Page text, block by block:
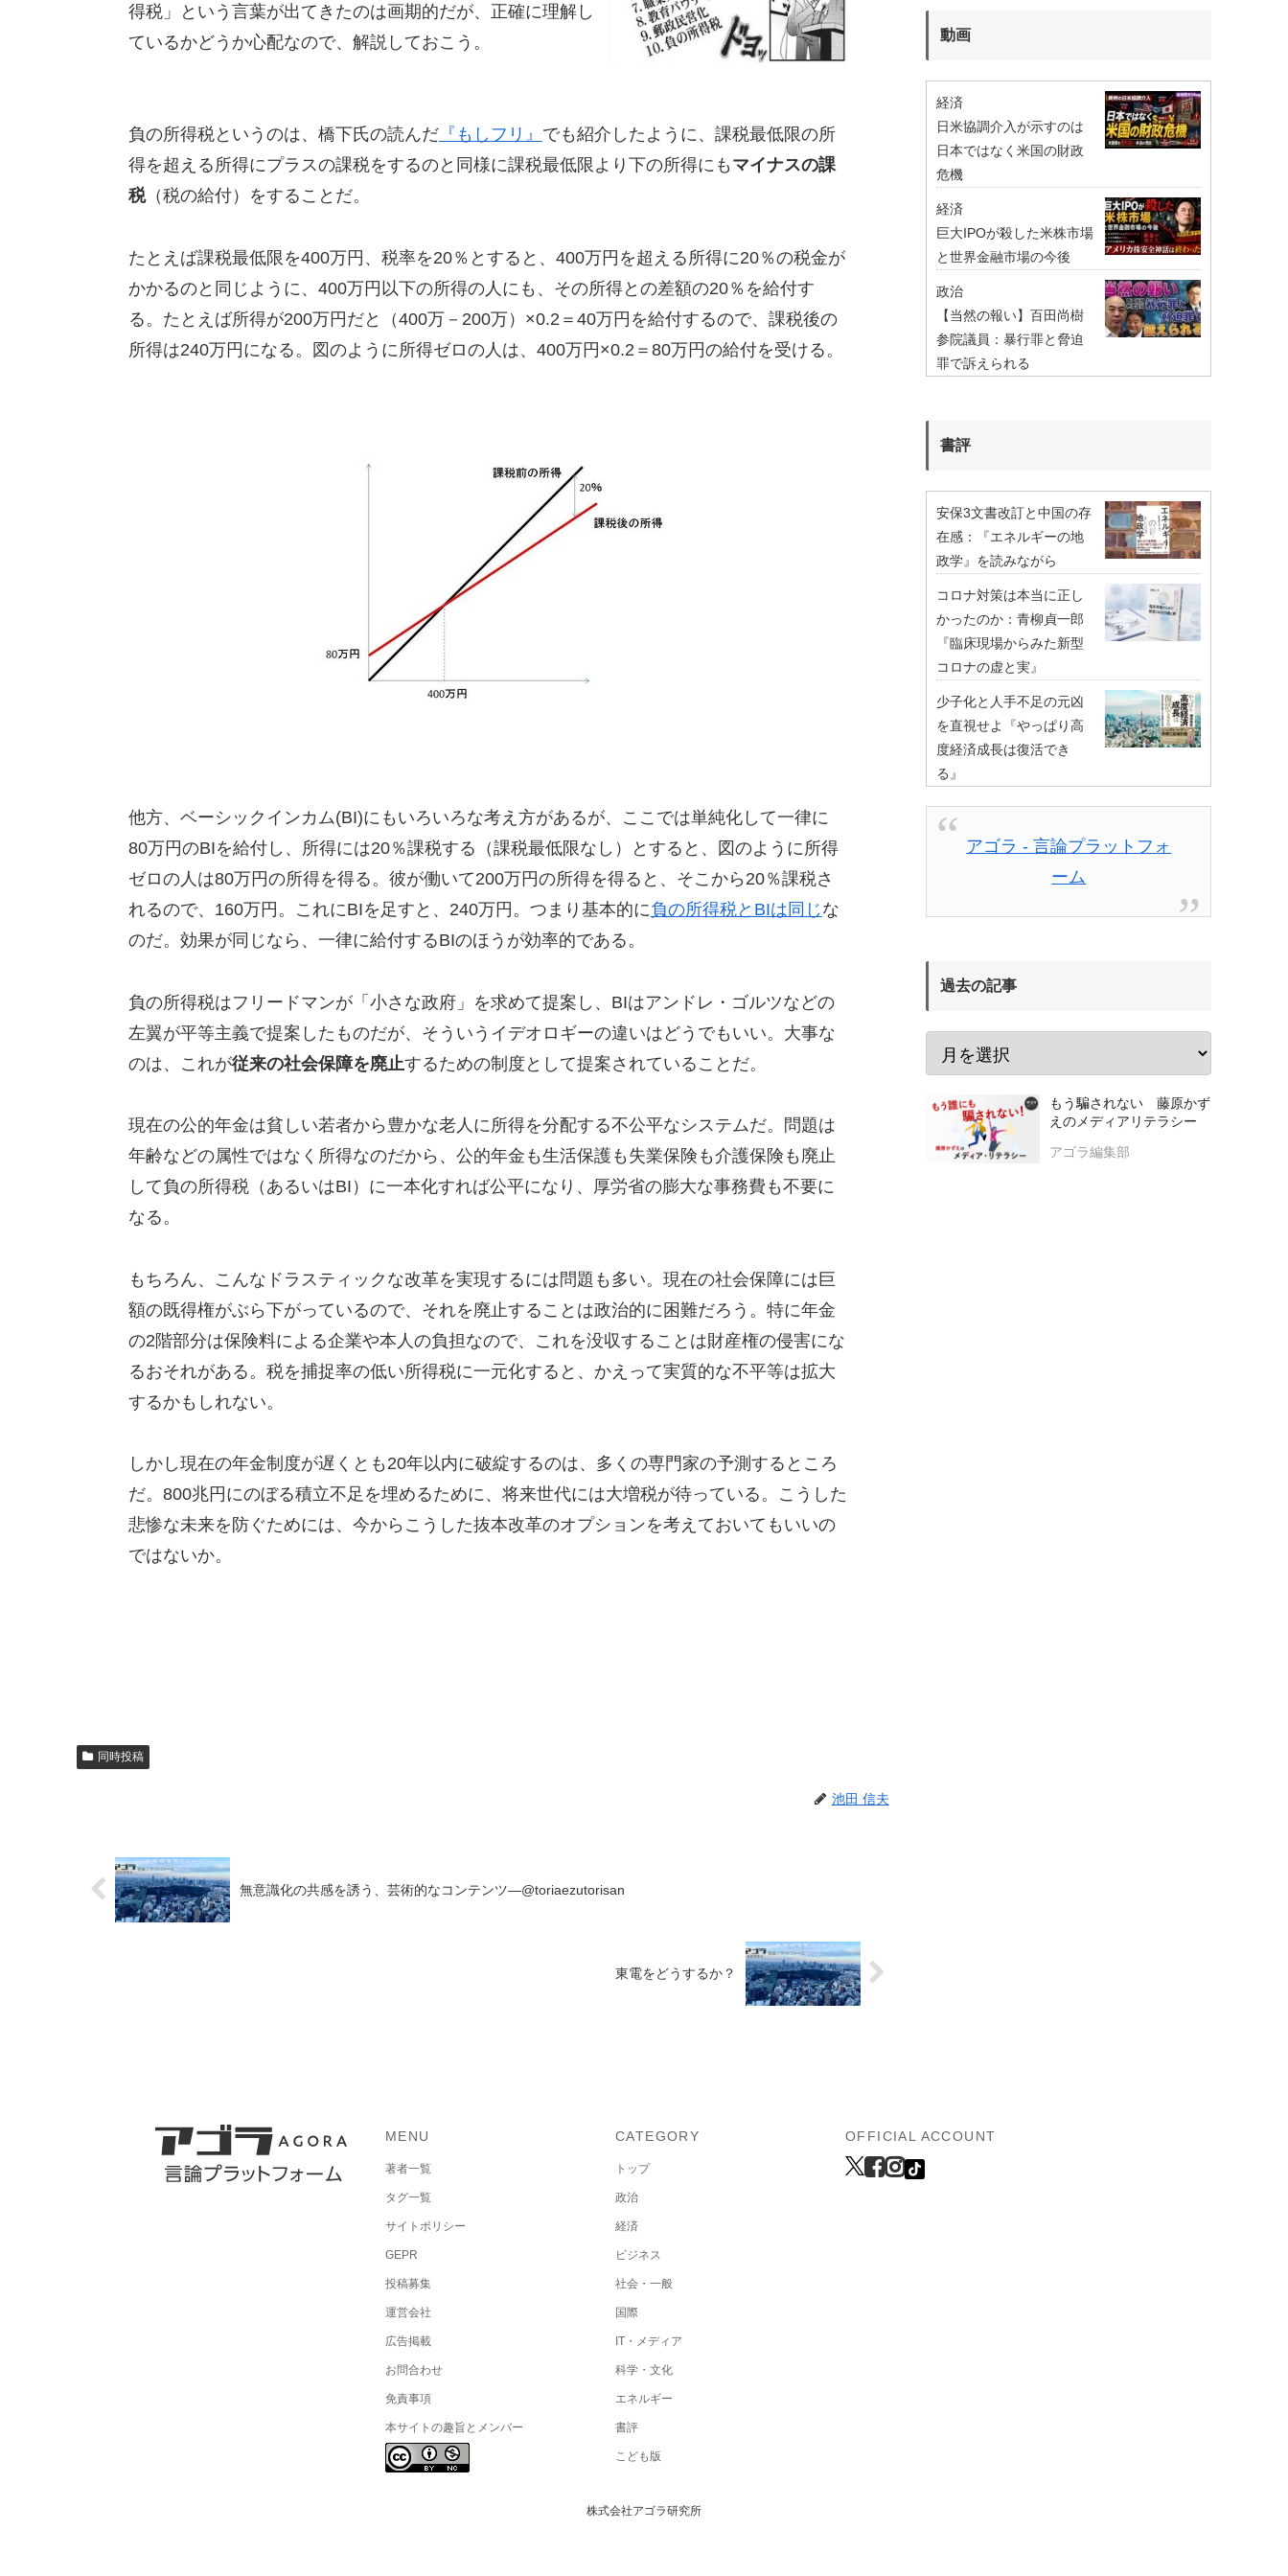
得税」という言葉が出てきたのは画期的だが、正確に理解し
ているかどうか心配なので、解説しておこう。
負の所得税というのは、橋下氏の読んだ『もしフリ』 でも紹介したように、課税最低限の所
得を超える所得にプラスの課税をするのと同様に課税最低限より下の所得にも マイナスの課
税（税の給付）をすることだ。
たとえば課税最低限を400万円、税率を20％とすると、400万円を超える所得に20％の税金が
かかるのと同じように、400万円以下の所得の人にも、その所得との差額の20％を給付す
る。たとえば所得が200万円だと（400万－200万）×0.2＝40万円を給付するので、課税後の
所得は240万円になる。図のように所得ゼロの人は、400万円×0.2＝80万円の給付を受ける。
他方、ベーシックインカム(BI)にもいろいろな考え方があるが、ここでは単純化して一律に
80万円のBIを給付し、所得には20％課税する（課税最低限なし）とすると、図のように所得
ゼロの人は80万円の所得を得る。彼が働いて200万円の所得を得ると、そこから20％課税さ
れるので、160万円。これにBIを足すと、240万円。つまり基本的に負の所得税とBIは同じな
のだ。効果が同じなら、一律に給付するBIのほうが効率的である。
負の所得税はフリードマンが「小さな政府」を求めて提案し、BIはアンドレ・ゴルツなどの
左翼が平等主義で提案したものだが、そういうイデオロギーの違いはどうでもいい。大事な
のは、これが従来の社会保障を廃止するための制度として提案されていることだ。
現在の公的年金は貧しい若者から豊かな老人に所得を分配する不公平なシステムだ。問題は
年齢などの属性ではなく所得なのだから、公的年金も生活保護も失業保険も介護保険も廃止
して負の所得税（あるいはBI）に一本化すれば公平になり、厚労省の膨大な事務費も不要に
なる。
もちろん、こんなドラスティックな改革を実現するには問題も多い。現在の社会保障には巨
額の既得権がぶら下がっているので、それを廃止することは政治的に困難だろう。特に年金
の2階部分は保険料による企業や本人の負担なので、これを没収することは財産権の侵害にな
るおそれがある。税を捕捉率の低い所得税に一元化すると、かえって実質的な不平等は拡大
するかもしれない。
しかし現在の年金制度が遅くとも20年以内に破綻するのは、多くの専門家の予測するところ
だ。800兆円にのぼる積立不足を埋めるために、将来世代には大増税が待っている。こうした
悲惨な未来を防ぐためには、今からこうした抜本改革のオプションを考えておいてもいいの
ではないか。
同時投稿
池田 信夫
無意識化の共感を誘う、芸術的なコンテンツ―@toriaezutorisan
東電をどうするか？
動画
経済
日米協調介入が示すのは
日本ではなく米国の財政
危機
経済
巨大IPOが殺した米株市場
と世界金融市場の今後
政治
【当然の報い】百田尚樹
参院議員：暴行罪と脅迫
罪で訴えられる
書評
安保3文書改訂と中国の存
在感：『エネルギーの地
政学』を読みながら
コロナ対策は本当に正し
かったのか：青柳貞一郎
『臨床現場からみた新型
コロナの虚と実』
少子化と人手不足の元凶
を直視せよ『やっぱり高
度経済成長は復活でき
る』
アゴラ - 言論プラットフォ
ーム
過去の記事
もう騙されない 藤原かず
えのメディアリテラシー
アゴラ編集部
MENU
著者一覧
タグ一覧
サイトポリシー
GEPR
投稿募集
運営会社
広告掲載
お問合わせ
免責事項
本サイトの趣旨とメンバー
CATEGORY
トップ
政治
経済
ビジネス
社会・一般
国際
IT・メディア
科学・文化
エネルギー
書評
こども版
OFFICIAL ACCOUNT
株式会社アゴラ研究所